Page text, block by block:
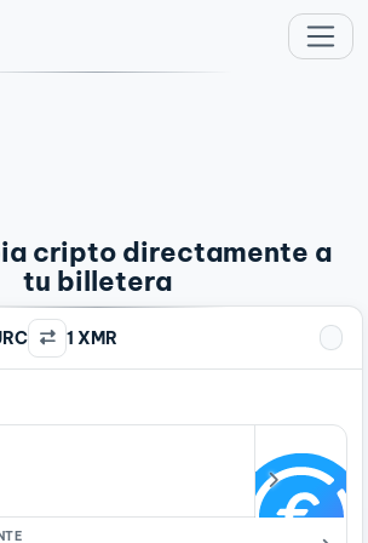
cripto directamente a
tu billetera
1 XMR